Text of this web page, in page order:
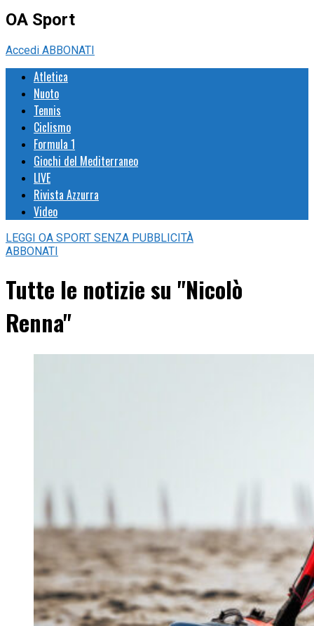
OA Sport
Accedi ABBONATI
Atletica
Nuoto
Tennis
Ciclismo
Formula 1
Giochi del Mediterraneo
LIVE
Rivista Azzurra
Video
LEGGI OA SPORT SENZA PUBBLICITÀ
ABBONATI
Tutte le notizie su "Nicolò
Renna"